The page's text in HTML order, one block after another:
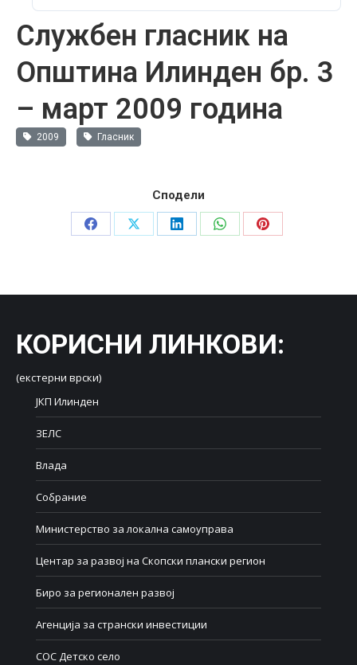
Службен гласник на
Општина Илинден бр. 3
– март 2009 година
2009 Гласник
Сподели
Share
Share
Share
Share
Share
КОРИСНИ ЛИНКОВИ:
(екстерни врски)
ЈКП Илинден
ЗЕЛС
Влада
Собрание
Министерство за локална самоуправа
Центар за развој на Скопски плански регион
Биро за регионален развој
Агенција за странски инвестиции
СОС Детско село